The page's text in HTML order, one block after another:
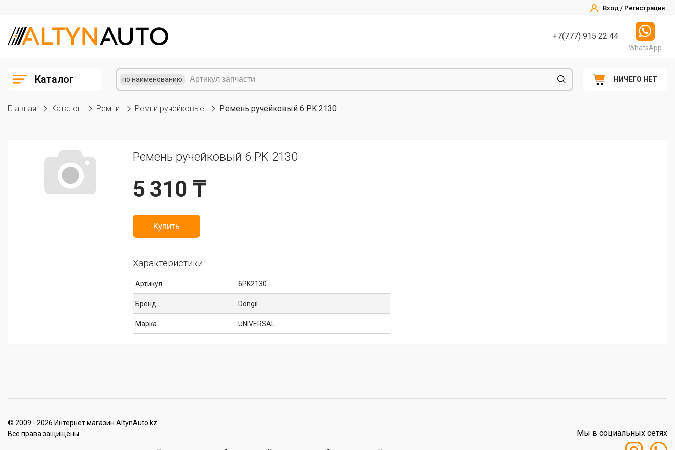
Вход / Регистрация
+7(777) 915 22 44
WhatsApp
Каталог по наименованию НИЧЕГО НЕТ
Главная Каталог Ремни Ремни ручейковые Ремень ручейковый 6 PK 2130
Ремень ручейковый 6 PK 2130
5 310 ₸
Купить
Характеристики
Артикул 6PK2130
Бренд Dongil
Марка UNIVERSAL
© 2009 - 2026 Интернет магазин AltynAuto.kz
Все права защищены.
Мы в социальных сетях